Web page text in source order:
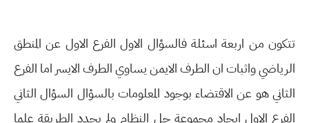
تتكون من اربعة اسئلة فالسؤال الاول الفرع الاول عن المنطق
الرياضي واثبات ان الطرف الايمن يساوي الطرف الايسر اما الفرع
الثاني هو عن الاقتضاء بوجود المعلومات بالسؤال السؤال الثاني
الفرع الاول ايجاد مجموعة حل النظام ولم يحدد الطريقة علما